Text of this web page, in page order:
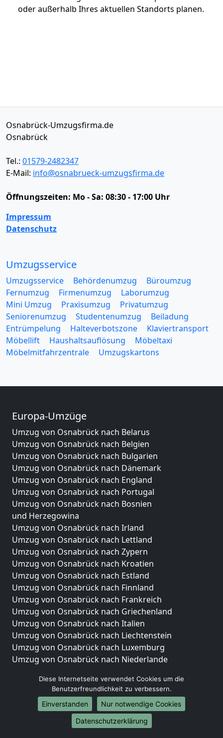
oder außerhalb Ihres aktuellen Standorts planen.
Osnabrück-Umzugsfirma.de
Osnabrück
Tel.: 01579-2482347
E-Mail: info@osnabrueck-umzugsfirma.de
Öffnungszeiten: Mo - Sa: 08:30 - 17:00 Uhr
Impressum
Datenschutz
Umzugsservice
Umzugsservice Behördenumzug
Büroumzug
Fernumzug
Firmenumzug
Laborumzug
Mini Umzug
Praxisumzug
Privatumzug
Seniorenumzug
Studentenumzug
Beiladung
Entrümpelung
Halteverbotszone
Klaviertransport
Möbellift
Haushaltsauflösung
Möbeltaxi
Möbelmitfahrzentrale
Umzugskartons
Europa-Umzüge
Umzug von Osnabrück nach Belarus
Umzug von Osnabrück nach Belgien
Umzug von Osnabrück nach Bulgarien
Umzug von Osnabrück nach Dänemark
Umzug von Osnabrück nach England
Umzug von Osnabrück nach Portugal
Umzug von Osnabrück nach Bosnien
und Herzegowina
Umzug von Osnabrück nach Irland
Umzug von Osnabrück nach Lettland
Umzug von Osnabrück nach Zypern
Umzug von Osnabrück nach Kroatien
Umzug von Osnabrück nach Estland
Umzug von Osnabrück nach Finnland
Umzug von Osnabrück nach Frankreich
Umzug von Osnabrück nach Griechenland
Umzug von Osnabrück nach Italien
Umzug von Osnabrück nach Liechtenstein
Umzug von Osnabrück nach Luxemburg
Umzug von Osnabrück nach Niederlande
Umzüge-Deutschlandweit
Umzug von Osnabrück nach Berlin
Umzug von Osnabrück nach Hamburg
Umzug von Osnabrück nach München
Diese Internetseite verwendet Cookies um die
Benutzerfreundlichkeit zu verbessern.
Einverstanden
Nur notwendige Cookies
Datenschutzerklärung